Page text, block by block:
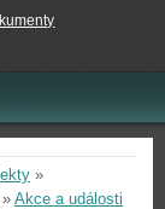
»
» Akce a události